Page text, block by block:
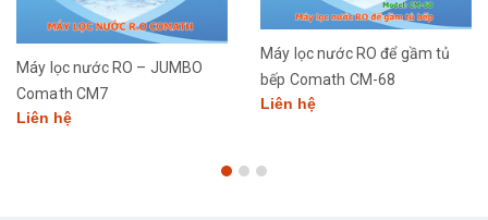
Máy lọc nước RO – JUMBO
Comath CM7
Liên hệ
Máy lọc nước RO để gầm tủ
bếp Comath CM-68
Liên hệ